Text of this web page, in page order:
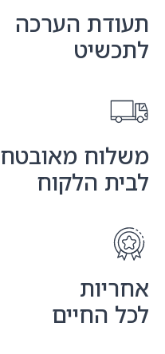
תעודת הערכה
לתכשיט
משלוח מאובטח
לבית הלקוח
אחריות
לכל החיים